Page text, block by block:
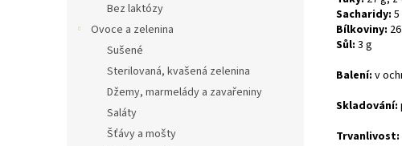
Bez laktózy
Ovoce a zelenina
Sušené
Sterilovaná, kvašená zelenina
Džemy, marmelády a zavařeniny
Saláty
Šťávy a mošty
Sacharidy:
Bílkoviny:
Sůl: 3 g
Balení: v
Skladování:
Trvanlivost: